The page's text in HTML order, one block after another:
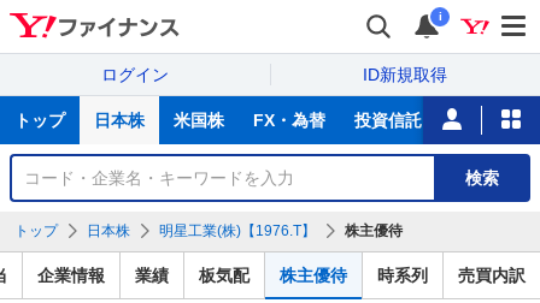
i
ログイン ID新規取得
サ
トップ 日本株 米国株 FX・為替 投資信託 ニュース
銘
検
検索
トップ 日本株 明星工業(株)【1976.T】 株主優待
企業情報 業績 板気配 株主優待 時系列 売買内訳